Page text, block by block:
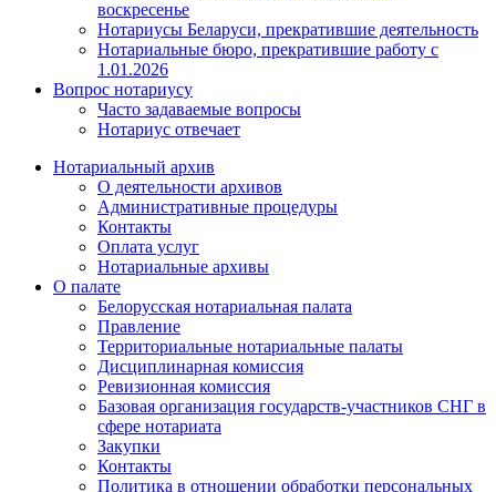
воскресенье
Нотариусы Беларуси, прекратившие деятельность
Нотариальные бюро, прекратившие работу с
1.01.2026
Вопрос нотариусу
Часто задаваемые вопросы
Нотариус отвечает
Нотариальный архив
О деятельности архивов
Административные процедуры
Контакты
Оплата услуг
Нотариальные архивы
О палате
Белорусская нотариальная палата
Правление
Территориальные нотариальные палаты
Дисциплинарная комиссия
Ревизионная комиссия
Базовая организация государств-участников СНГ в
сфере нотариата
Закупки
Контакты
Политика в отношении обработки персональных